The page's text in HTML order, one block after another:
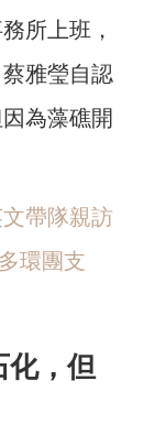
所上班，
雅瑩自認
為藻礁開
帶隊親訪
環團支
化，但